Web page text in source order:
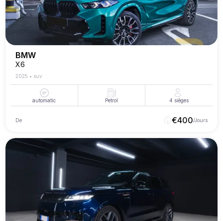
BMW
X6
2025 • suv
automatic Petrol 4 sièges
De €400/Jours